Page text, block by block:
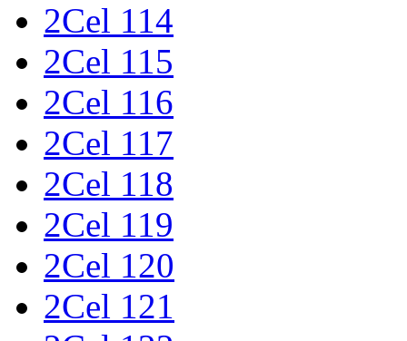
2Cel 114
2Cel 115
2Cel 116
2Cel 117
2Cel 118
2Cel 119
2Cel 120
2Cel 121